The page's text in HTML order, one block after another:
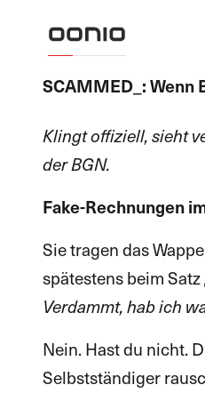
SCAMMED_: Wenn
Klingt offiziell, sieht
der BGN.
Fake-Rechnungen
Sie tragen das
spätestens beim Satz
Verdammt, hab ich
Nein. Hast du nicht.
Selbstständiger